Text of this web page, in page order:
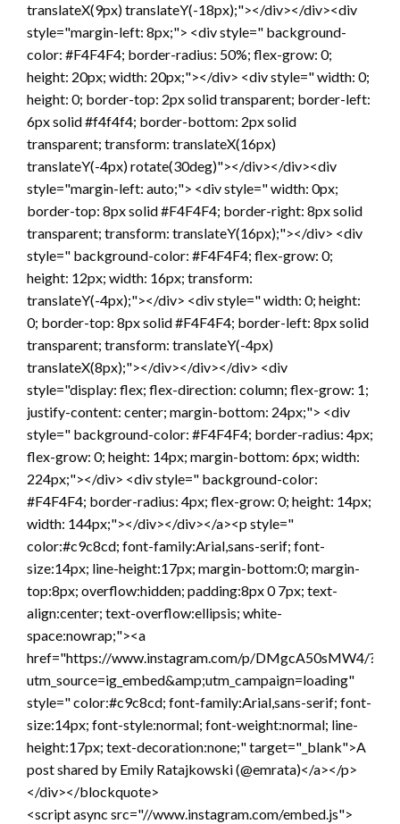
translateX(9px) translateY(-18px);"></div></div><div
style="margin-left: 8px;"> <div style=" background-
color: #F4F4F4; border-radius: 50%; flex-grow: 0;
height: 20px; width: 20px;"></div> <div style=" width: 0;
height: 0; border-top: 2px solid transparent; border-left:
6px solid #f4f4f4; border-bottom: 2px solid
transparent; transform: translateX(16px)
translateY(-4px) rotate(30deg)"></div></div><div
style="margin-left: auto;"> <div style=" width: 0px;
border-top: 8px solid #F4F4F4; border-right: 8px solid
transparent; transform: translateY(16px);"></div> <div
style=" background-color: #F4F4F4; flex-grow: 0;
height: 12px; width: 16px; transform:
translateY(-4px);"></div> <div style=" width: 0; height:
0; border-top: 8px solid #F4F4F4; border-left: 8px solid
transparent; transform: translateY(-4px)
translateX(8px);"></div></div></div> <div
style="display: flex; flex-direction: column; flex-grow: 1;
justify-content: center; margin-bottom: 24px;"> <div
style=" background-color: #F4F4F4; border-radius: 4px;
flex-grow: 0; height: 14px; margin-bottom: 6px; width:
224px;"></div> <div style=" background-color:
#F4F4F4; border-radius: 4px; flex-grow: 0; height: 14px;
width: 144px;"></div></div></a><p style="
color:#c9c8cd; font-family:Arial,sans-serif; font-
size:14px; line-height:17px; margin-bottom:0; margin-
top:8px; overflow:hidden; padding:8px 0 7px; text-
align:center; text-overflow:ellipsis; white-
space:nowrap;"><a
href="https://www.instagram.com/p/DMgcA50sMW4/?
utm_source=ig_embed&amp;utm_campaign=loading"
style=" color:#c9c8cd; font-family:Arial,sans-serif; font-
size:14px; font-style:normal; font-weight:normal; line-
height:17px; text-decoration:none;" target="_blank">A
post shared by Emily Ratajkowski (@emrata)</a></p>
</div></blockquote>
<script async src="//www.instagram.com/embed.js">